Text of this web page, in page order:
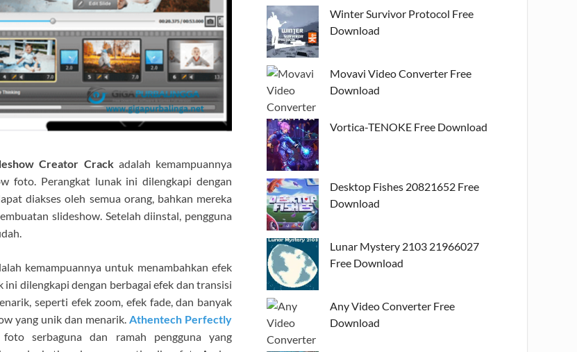
Creator Crackadalah kemampuannya
foto. Perangkat lunak ini dilengkapi dengan
diakses oleh semua orang, bahkan mereka
slideshow. Setelah diinstal, pengguna
kemampuannya untuk menambahkan efek
dilengkapi dengan berbagai efek dan transisi
seperti efek zoom, efek fade, dan banyak
yang unik dan menarik. Athentech Perfectly
serbaguna dan ramah pengguna yang
Winter Survivor Protocol Free
Download
Movavi Video Converter Free
Download
Vortica-TENOKE Free Download
Desktop Fishes 20821652 Free
Download
Lunar Mystery 2103 21966027
Free Download
Any Video Converter Free
Download